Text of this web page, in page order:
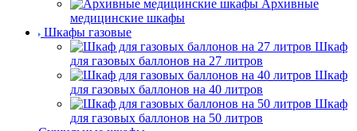
Архивные
медицинские шкафы
Шкафы газовые
Шкаф
для газовых баллонов на 27 литров
Шкаф
для газовых баллонов на 40 литров
Шкаф
для газовых баллонов на 50 литров